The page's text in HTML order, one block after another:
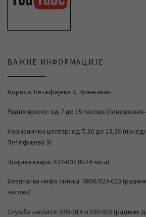
ВАЖНЕ ИНФОРМАЦИЈЕ
Адреса: Петефијева 3, Зрењанин
Радно време: од 7 до 15 часова
Кориснички центар: од 7,30 до 13,30
Петефијева 3)
Пријава квара: 534-097 (0-24 часа)
Бесплатна инфо линија: 0800/024-023
часова)
Служба наплате: 593-014 и 593-015 (радним